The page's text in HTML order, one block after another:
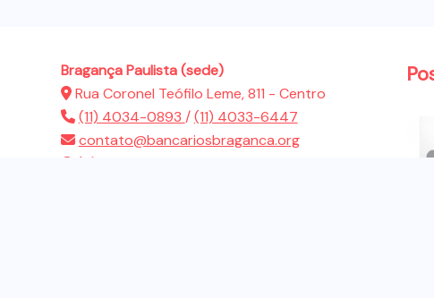
Bragança Paulista (sede)
Rua Coronel Teófilo Leme, 811 - Centro
(11) 4034-0893 /(11) 4033-6447
contato@bancariosbraganca.org
(11) 94286-5522